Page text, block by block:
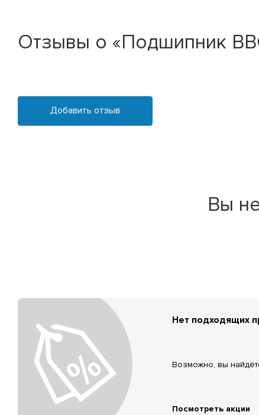
Отзывы о «Подшипник
Добавить отзыв
Вы
Нет подходящих
Возможно, вы
Посмотреть акции